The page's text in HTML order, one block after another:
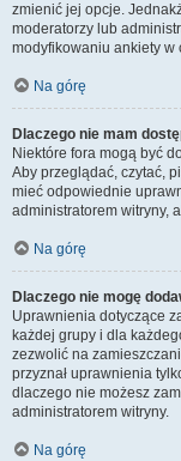
zmienić jej opcje.
moderatorzy lub
modyfikowaniu ankiety w
Na górę
Dlaczego nie mam
Niektóre fora mogą być
Aby przeglądać, czytać,
mieć odpowiednie
administratorem witryny,
Na górę
Dlaczego nie mogę
Uprawnienia dotyczące
każdej grupy i dla
zezwolić na
przyznał uprawnienia
dlaczego nie możesz
administratorem witryny.
Na górę